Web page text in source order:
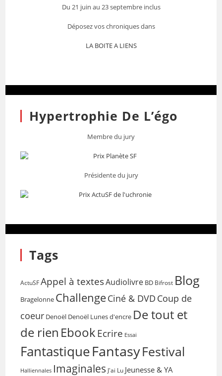
Du 21 juin au 23 septembre inclus
Déposez vos chroniques dans
LA BOITE A LIENS
Hypertrophie De L’égo
Membre du jury
Présidente du jury
Tags
ActuSF Appel à textesAudiolivre BD Bifrost Blog
Bragelonne ChallengeCiné & DVD Coup de
coeur Denoël Denoël Lunes d'encre De tout et
de rien EbookEcrire Essai
FantastiqueFantasyFestival
Halliennales Imaginales J'ai Lu Jeunesse & YA